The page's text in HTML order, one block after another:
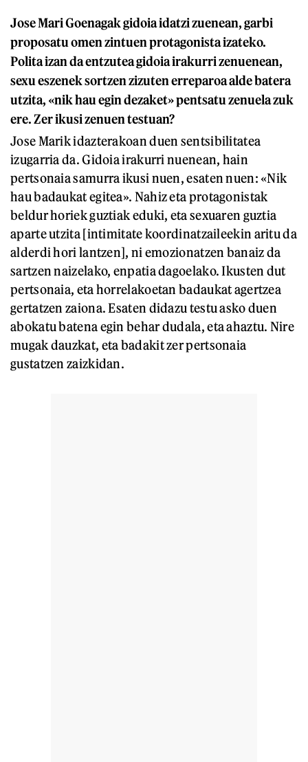
Jose Mari Goenagak gidoia idatzi zuenean, garbi
proposatu omen zintuen protagonista izateko.
Polita izan da entzutea gidoia irakurri zenuenean,
sexu eszenek sortzen zizuten erreparoa alde batera
utzita, «nik hau egin dezaket» pentsatu zenuela zuk
ere. Zer ikusi zenuen testuan?
Jose Marik idazterakoan duen sentsibilitatea
izugarria da. Gidoia irakurri nuenean, hain
pertsonaia samurra ikusi nuen, esaten nuen: «Nik
hau badaukat egitea». Nahiz eta protagonistak
beldur horiek guztiak eduki, eta sexuaren guztia
aparte utzita[intimitate koordinatzaileekin aritu da
alderdi hori lantzen], ni emozionatzen banaiz da
sartzen naizelako, enpatia dagoelako. Ikusten dut
pertsonaia, eta horrelakoetan badaukat agertzea
gertatzen zaiona. Esaten didazu testu asko duen
abokatu batena egin behar dudala, eta ahaztu. Nire
mugak dauzkat, eta badakit zer pertsonaia
gustatzen zaizkidan.